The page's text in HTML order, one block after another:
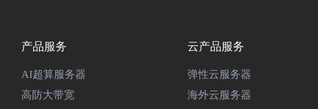
产品服务
AI超算服务器
高防大带宽
云产品服务
弹性云服务器
海外云服务器